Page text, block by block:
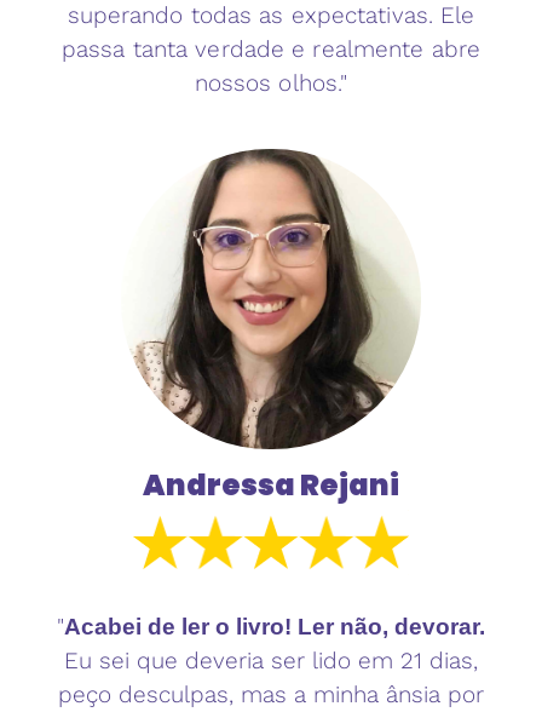
superando todas as expectativas. Ele
passa tanta verdade e realmente abre
nossos olhos."
Andressa Rejani
"Acabei de ler o livro! Ler não, devorar.
Eu sei que deveria ser lido em 21 dias,
peço desculpas, mas a minha ânsia por